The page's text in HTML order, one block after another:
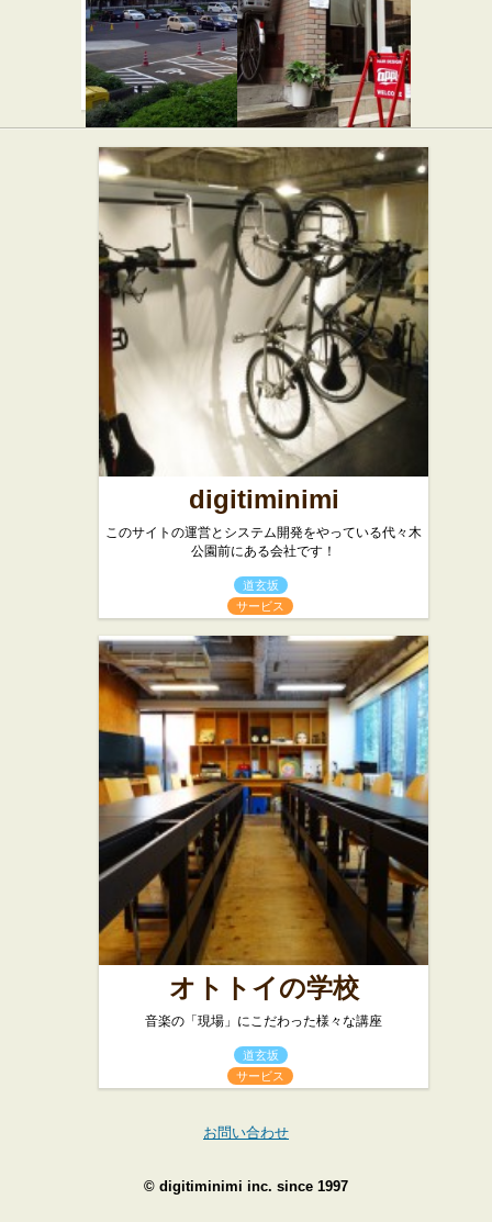
ガーショ
ップ ★★★
バーガーショップ
代々木公園
駐車場 ★☆☆
Hair Salon
apple
digitiminimi
このサイトの運営とシステム開発をやっている代々木
公園前にある会社です！
道玄坂
サービス
オトトイの学校
音楽の「現場」にこだわった様々な講座
道玄坂
サービス
お問い合わせ
© digitiminimi inc. since 1997